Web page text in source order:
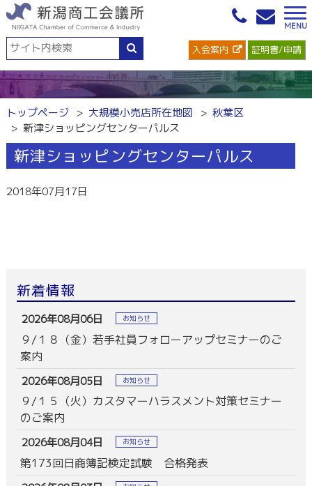
入会案内 証明書/申請
トップページ 大規模小売店所在地図
秋葉区
新津ショッピングセンターパルス
新津ショッピングセンターパルス
2018年07月17日
新着情報
2026年08月06日 お知らせ
９/１８（金）若手社員フォローアップセミナーのご
案内
2026年08月05日 お知らせ
９/１５（火）カスタマーハラスメント対策セミナー
のご案内
2026年08月04日 お知らせ
第173回日商簿記検定試験 合格発表